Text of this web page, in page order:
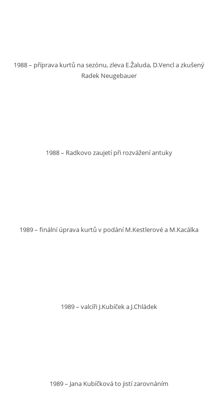
1988 – příprava kurtů na sezónu, zleva E.Žaluda, D.Vencl a zkušený
Radek Neugebauer
1988 – Radkovo zaujetí při rozvážení antuky
1989 – finální úprava kurtů v podání M.Kestlerové a M.Kacálka
1989 – valcíři J.Kubíček a J.Chládek
1989 – Jana Kubíčková to jistí zarovnáním